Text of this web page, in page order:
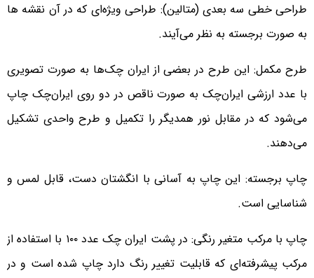
طراحی خطی سه بعدی (متالین): طراحی ویژه‌ای که در آن نقشه ها
به صورت برجسته به نظر می‌آیند.
طرح مکمل: این طرح در بعضی از ایران چک‌ها به صورت تصویری
با عدد ارزشی ایران‌چک به صورت ناقص در دو روی ایران‌چک چاپ
می‌شود که در مقابل نور همدیگر را تکمیل و طرح واحدی تشکیل
می‌دهند.
چاپ برجسته: این چاپ به آسانی با انگشتان دست، قابل لمس و
شناسایی است.
چاپ با مرکب متغیر رنگی: در پشت ایران چک عدد ۱۰۰ با استفاده از
مرکب پیشرفته‌ای که قابلیت تغییر رنگ دارد چاپ شده است و در